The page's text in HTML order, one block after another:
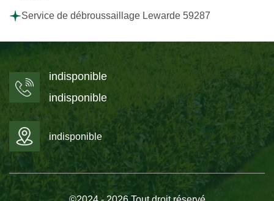
Service de débroussaillage Lewarde 59287
indisponible
indisponible
indisponible